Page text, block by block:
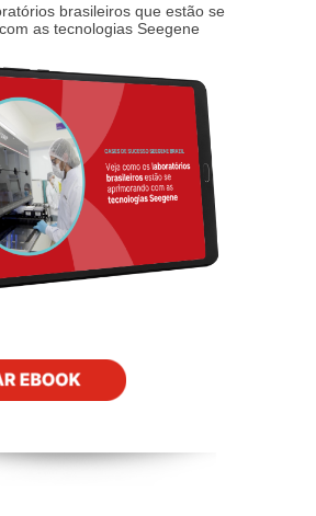
brasileiros que estão se
as tecnologias Seegene